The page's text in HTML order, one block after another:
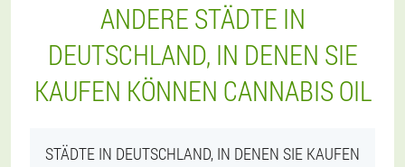
ANDERE STÄDTE IN
DEUTSCHLAND, IN DENEN SIE
KAUFEN KÖNNEN CANNABIS OIL
STÄDTE IN DEUTSCHLAND, IN DENEN SIE KAUFEN